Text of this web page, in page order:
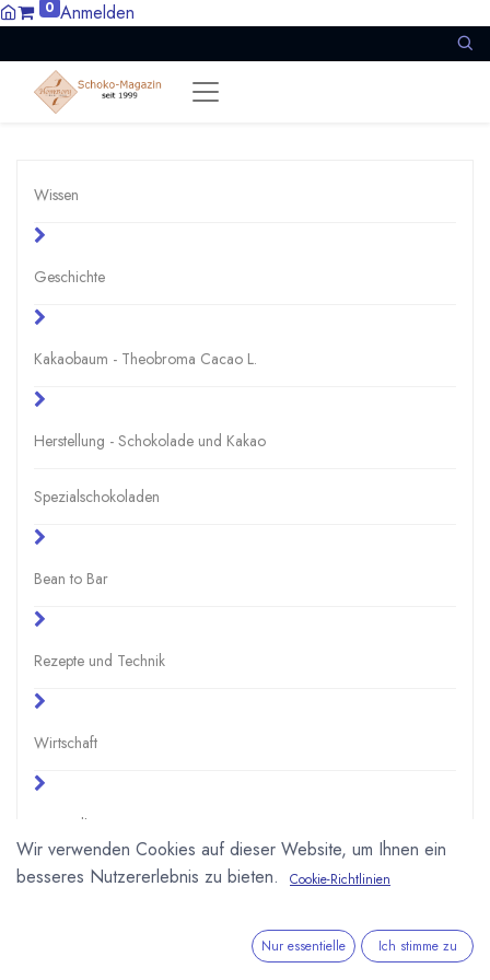
0 Anmelden
Wissen
Geschichte
Kakaobaum - Theobroma Cacao L.
Herstellung - Schokolade und Kakao
Spezialschokoladen
Bean to Bar
Rezepte und Technik
Wirtschaft
Gesundheit
Wir verwenden Cookies auf dieser Website, um Ihnen ein
besseres Nutzererlebnis zu bieten.
Cookie-Richtlinien
Nur essentielle Ich stimme zu